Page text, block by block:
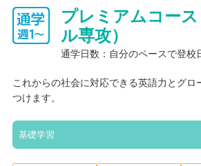
プレミアムコー
ル専攻）
通学日数：自分のペースで登校
これからの社会に対応できる英語力とグロ
つけます。
基礎学習